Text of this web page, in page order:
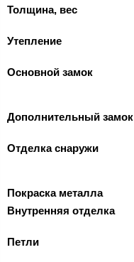
Толщина, вес
Утепление
Основной замок
Дополнительный замок
Отделка снаружи
Покраска металла
Внутренняя отделка
Петли